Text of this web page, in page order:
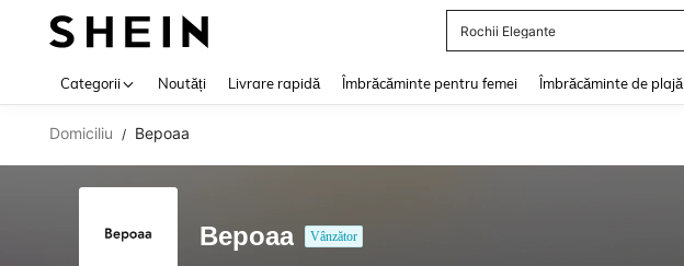
Rochii Elegante
Categorii Noutăți Livrare rapidă Îmbrăcăminte pentru femei Îmbrăcăminte de plajă
Domiciliu / Bepoaa
Bepoaa Vânzător